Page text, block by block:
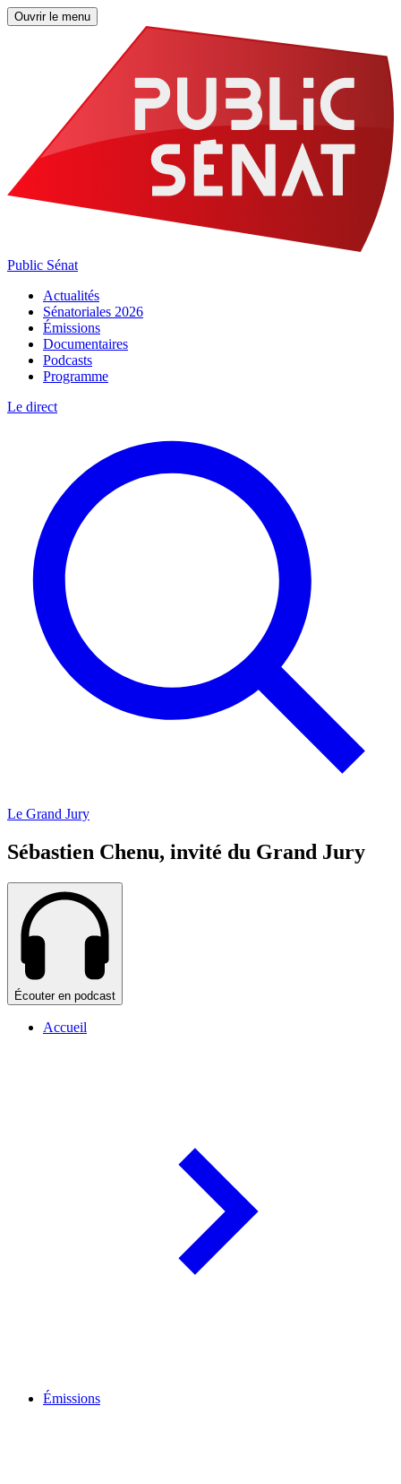
Ouvrir le menu
Public Sénat
Actualités
Sénatoriales 2026
Émissions
Documentaires
Podcasts
Programme
Le direct
Le Grand Jury
Sébastien Chenu, invité du Grand Jury
Écouter en podcast
Accueil
Émissions